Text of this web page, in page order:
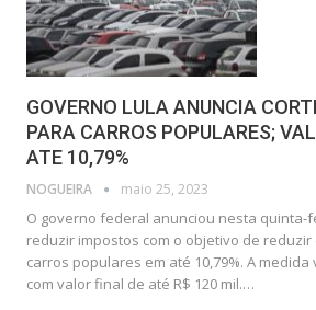
GOVERNO LULA ANUNCIA
PARA CARROS POPULARES;
ATE 10,79%
NOGUEIRA maio 25, 2023
O governo federal anunciou nesta quinta-
reduzir impostos com o objetivo de
carros populares em até 10,79%. A
com valor final de até R$ 120 mil.…